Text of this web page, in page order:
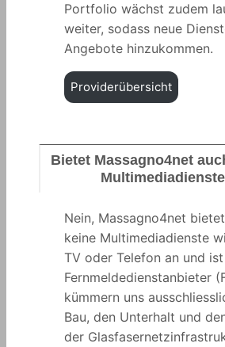
Portfolio wächst zudem
weiter, sodass neue
Angebote hinzukommen.
Providerübersicht
Bietet Massagno4net
Nein, Massagno4net
keine Multimediadienste
TV oder Telefon an und
Fernmeldedienstanbieter
kümmern uns
Bau, den Unterhalt und
der